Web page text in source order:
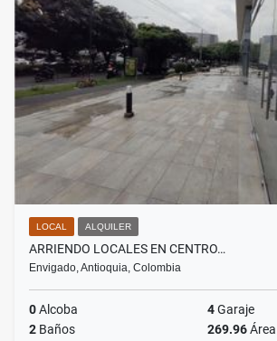
LOCAL ALQUILER
ARRIENDO LOCALES EN CENTRO…
Envigado, Antioquia, Colombia
0Alcoba 4Garaje
2 Baños 269.96